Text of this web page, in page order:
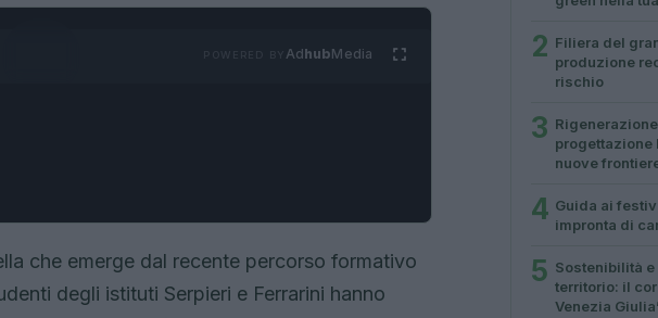
AdhubMedia
che emerge dal recente percorso formativo
degli istituti Serpieri e Ferrarini hanno
2 Filiera del
produzione
rischio
3 progettazione
nuove
4 Guida ai
impronta di
5 Sostenibilità
territorio: il
Venezia